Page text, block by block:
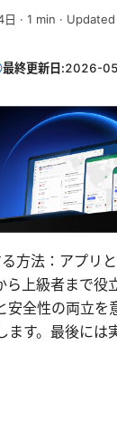
日 · 1 min ·
最終更新日:2026-
方法：アプリ
ら上級者まで
安全性の両立を
す。最後には